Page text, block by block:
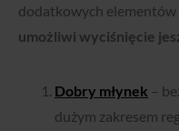
dodatkowych elementów
umożliwi wyciśnięcie
Dobry młynek –
dużym zakresem